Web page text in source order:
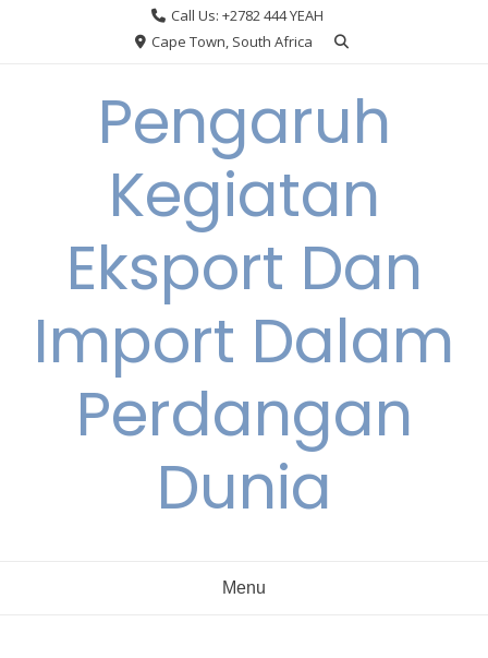
Call Us: +2782 444 YEAH
Cape Town, South Africa
Pengaruh
Kegiatan
Eksport Dan
Import Dalam
Perdangan
Dunia
Menu